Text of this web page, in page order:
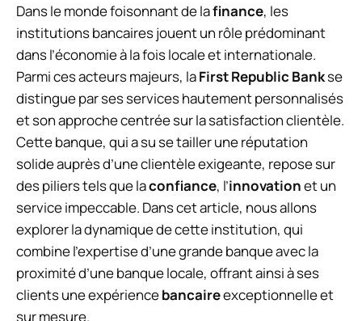
Dans le monde foisonnant de lafinance, les
institutions bancaires jouent un rôle prédominant
dans l’économie à la fois locale et internationale.
Parmi ces acteurs majeurs, laFirst Republic Bankse
distingue par ses services hautement personnalisés
et son approche centrée sur la satisfaction clientèle.
Cette banque, qui a su se tailler une réputation
solide auprès d’une clientèle exigeante, repose sur
des piliers tels que laconfiance, l’innovationet un
service impeccable. Dans cet article, nous allons
explorer la dynamique de cette institution, qui
combine l’expertise d’une grande banque avec la
proximité d’une banque locale, offrant ainsi à ses
clients une expériencebancaireexceptionnelle et
sur mesure.